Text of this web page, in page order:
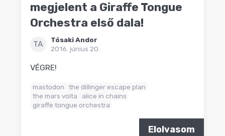
megjelent a Giraffe Tongue
Orchestra első dala!
TA
Tósaki Andor
2016. június 20.
VÉGRE!
mastodon
the dillinger escape plan
the mars volta
alice in chains
giraffe tongue orchestra
Elolvasom